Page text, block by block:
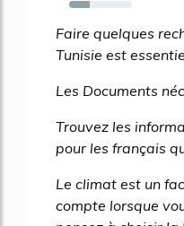
33%
Faire quelques
Tunisie est
Les Documents
Trouvez les
pour les français
Le climat est un
compte lorsque